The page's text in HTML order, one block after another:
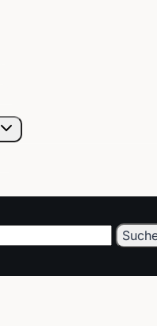
Untermenü
umschalten